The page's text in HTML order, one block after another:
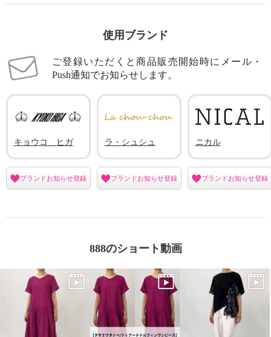
使用ブランド
ご登録いただくと商品販売開始時にメール・
Push通知でお知らせします。
キョウコ ヒガ
ブランドお知らせ登録
ラ・シュシュ
ブランドお知らせ登録
ニカル
ブランドお知らせ登録
888のショート動画